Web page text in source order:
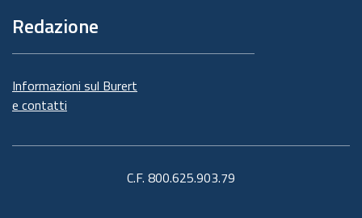
Redazione
Informazioni sul Burert
e contatti
C.F. 800.625.903.79